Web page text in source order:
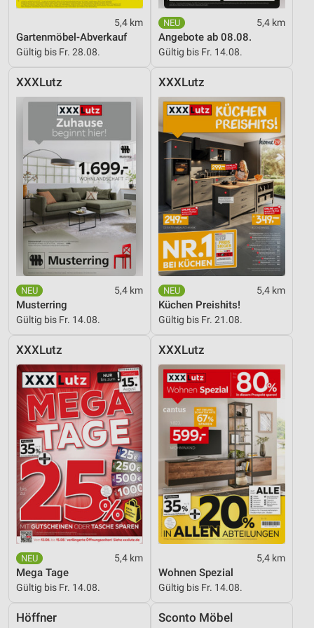
5,4 km
Gartenmöbel-Abverkauf
Gültig bis Fr. 28.08.
5,4 km
Angebote ab 08.08.
Gültig bis Fr. 14.08.
XXXLutz
5,4 km
Musterring
Gültig bis Fr. 14.08.
XXXLutz
5,4 km
Küchen Preishits!
Gültig bis Fr. 21.08.
XXXLutz
5,4 km
Mega Tage
Gültig bis Fr. 14.08.
XXXLutz
5,4 km
Wohnen Spezial
Gültig bis Fr. 14.08.
Höffner Sconto Möbel